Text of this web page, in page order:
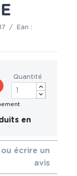
/
Ean :
Quantité
en
ou écrire un
avis